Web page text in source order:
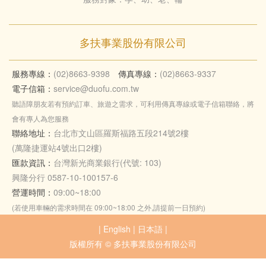
多扶事業股份有限公司
服務專線： (02)8663-9398 傳真專線： (02)8663-9337
電子信箱： service@duofu.com.tw
聽語障朋友若有預約訂車、旅遊之需求，可利用傳真專線或電子信箱聯絡，將
會有專人為您服務
聯絡地址： 台北市文山區羅斯福路五段214號2樓
(萬隆捷運站4號出口2樓)
匯款資訊： 台灣新光商業銀行(代號: 103)
興隆分行 0587-10-100157-6
營運時間： 09:00~18:00
(若使用車輛的需求時間在 09:00~18:00 之外,請提前一日預約)
| English | 日本語 |
版權所有 © 多扶事業股份有限公司